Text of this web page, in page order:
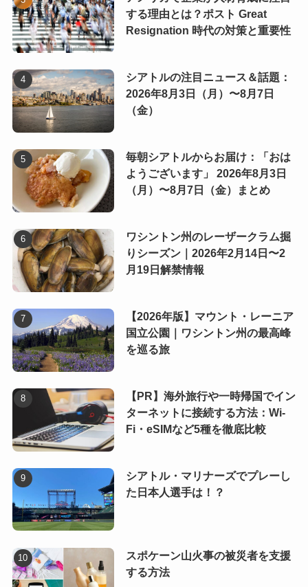
する理由とは？ポスト Great
Resignation 時代の対策と重要性
シアトルの注目ニュース＆話題：
2026年8月3日（月）〜8月7日
（金）
毎朝シアトルからお届け：「おは
ようございます」 2026年8月3日
（月）〜8月7日（金）まとめ
ワシントン州のレーザークラム掘
りシーズン｜2026年2月14日〜2
月19日解禁情報
【2026年版】マウント・レーニア
国立公園｜ワシントン州の最高峰
を巡る旅
【PR】海外旅行や一時帰国でイン
ターネットに接続する方法：Wi-
Fi・eSIMなど5種を徹底比較
シアトル・マリナーズでプレーし
た日本人選手は！？
スポケーン山火事の被災者を支援
する方法